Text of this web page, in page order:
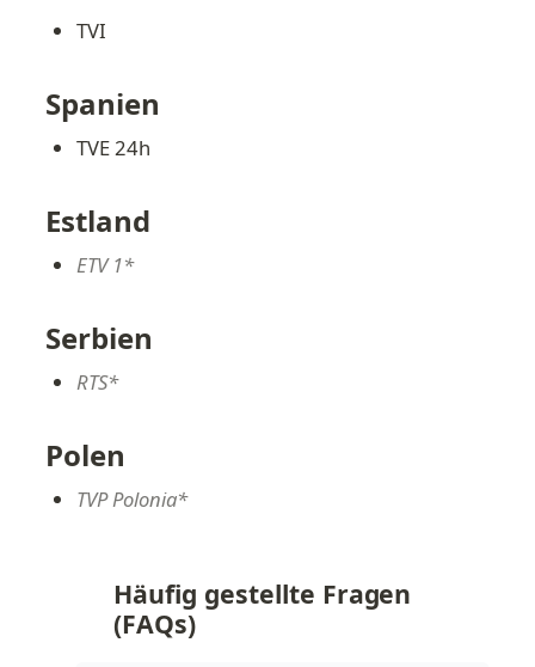
TVI
Spanien
TVE 24h
Estland
ETV 1*
Serbien
RTS*
Polen
TVP Polonia*
Häufig gestellte Fragen
(FAQs)